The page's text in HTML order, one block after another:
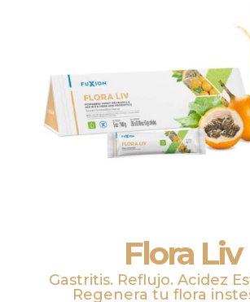
Flora Liv
Gastritis. Reflujo. Acidez
Regenera tu flora